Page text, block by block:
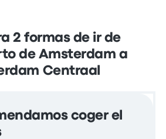
2 formas de ir de
de Amsterdam a
Centraal
coger el